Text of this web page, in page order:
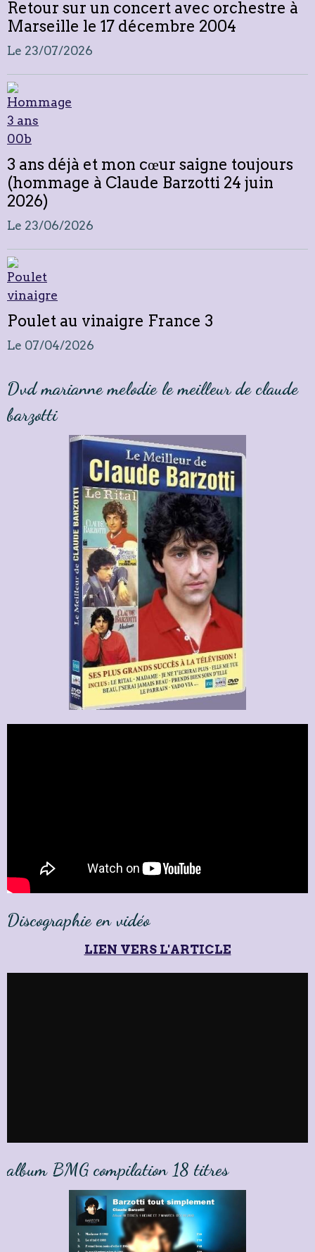
Retour sur un concert avec orchestre à
Marseille le 17 décembre 2004
Le 23/07/2026
3 ans déjà et mon cœur saigne toujours
(hommage à Claude Barzotti 24 juin
2026)
Le 23/06/2026
Poulet au vinaigre France 3
Le 07/04/2026
Dvd marianne melodie le meilleur de claude
barzotti
Discographie en vidéo
LIEN VERS L'ARTICLE
album BMG compilation 18 titres